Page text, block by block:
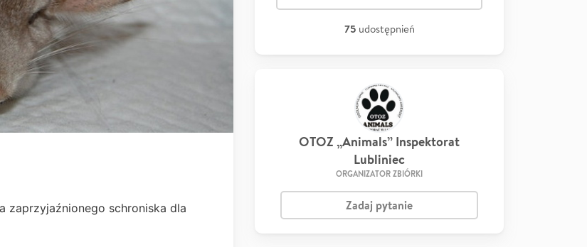
zaprzyjaźnionego schroniska dla
75 udostępnień
OTOZ „Animals” Inspektorat
Lubliniec
ORGANIZATOR ZBIÓRKI
Zadaj pytanie